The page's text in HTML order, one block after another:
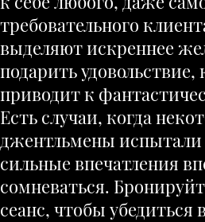
требовательного
выделяют искреннее
подарить удовольствие,
приводит к
Есть случаи, когда
джентльмены испытали
сильные впечатления
сомневаться.
сеанс, чтобы убедиться